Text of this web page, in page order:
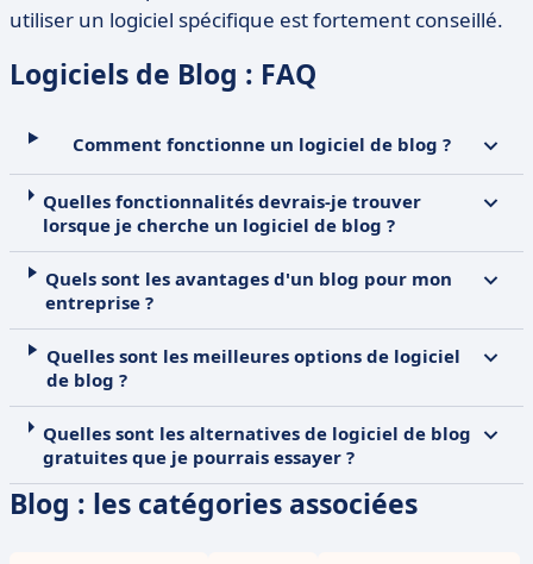
utiliser un logiciel spécifique est fortement conseillé.
Logiciels de Blog : FAQ
Comment fonctionne un logiciel de blog ?
Quelles fonctionnalités devrais-je trouver
lorsque je cherche un logiciel de blog ?
Quels sont les avantages d'un blog pour mon
entreprise ?
Quelles sont les meilleures options de logiciel
de blog ?
Quelles sont les alternatives de logiciel de blog
gratuites que je pourrais essayer ?
Blog : les catégories associées